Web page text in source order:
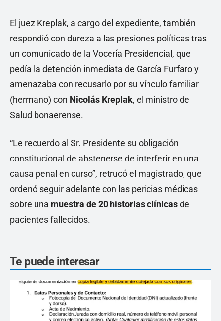
El juez Kreplak, a cargo del expediente, también
respondió con dureza a las presiones políticas tras
un comunicado de la Vocería Presidencial, que
pedía la detención inmediata de García Furfaro y
amenazaba con recusarlo por su vínculo familiar
(hermano) con Nicolás Kreplak, el ministro de
Salud bonaerense.
“Le recuerdo al Sr. Presidente su obligación
constitucional de abstenerse de interferir en una
causa penal en curso”, retrucó el magistrado, que
ordenó seguir adelante con las pericias médicas
sobre una muestra de 20 historias clínicasde
pacientes fallecidos.
Te puede interesar